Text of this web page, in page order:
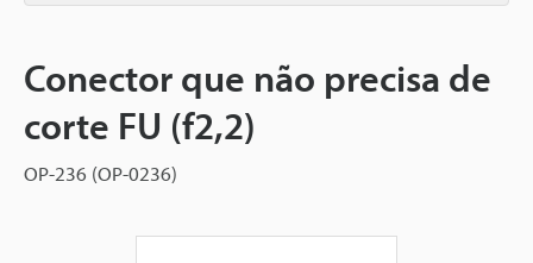
Conector que não precisa de
corte FU (f2,2)
OP-236 (OP-0236)